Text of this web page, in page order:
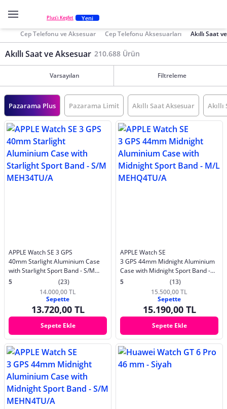
Plus'ı Keşfet Yeni
Cep Telefonu ve Aksesuar Cep Telefonu Aksesuarları Akıllı Saat
Akıllı Saat ve Aksesuar 210.688 Ürün
Varsayılan Filtreleme
Pazarama Plus Pazarama Limit Akıllı Saat Aksesuar Akıllı
APPLE Watch SE 3 GPS
40mm Starlight Aluminium Case
with Starlight Sport Band - S/M
MEH34TU/A
5
(23)
14.000,00 TL
Sepette
13.720,00 TL
Sepete Ekle
APPLE Watch SE
3 GPS 44mm Midnight Aluminium
Case with Midnight Sport Band -
M/L MEHQ4TU/A
5
(13)
15.500,00 TL
Sepette
15.190,00 TL
Sepete Ekle